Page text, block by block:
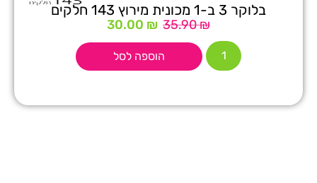
בלוקר 3 ב-1 מכונית מירוץ 143 חלקים
35.90₪
30.00 ₪
הוספה לסל